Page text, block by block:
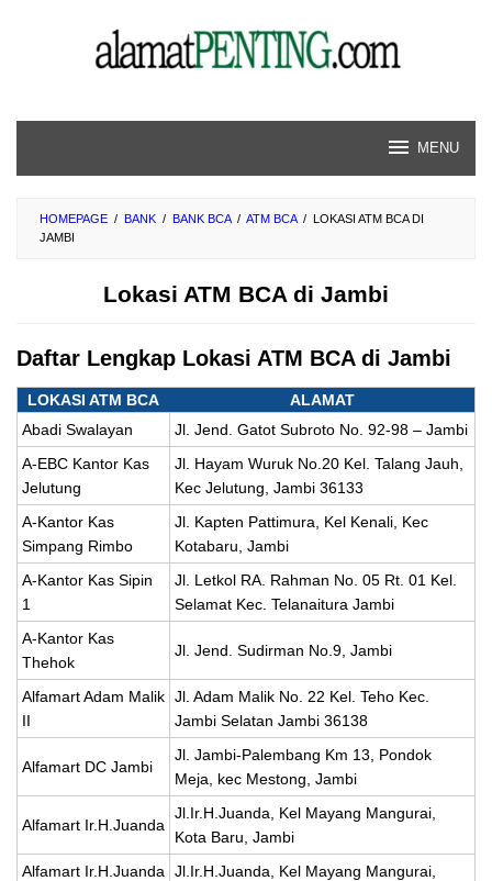
MENU
HOMEPAGE / BANK / BANK BCA / ATM BCA / LOKASI ATM BCA DI
JAMBI
Lokasi ATM BCA di Jambi
Daftar Lengkap Lokasi ATM BCA di Jambi
LOKASI ATM BCA
ALAMAT
Abadi Swalayan
Jl. Jend. Gatot Subroto No. 92-98 – Jambi
A-EBC Kantor Kas
Jelutung
Jl. Hayam Wuruk No.20 Kel. Talang Jauh,
Kec Jelutung, Jambi 36133
A-Kantor Kas
Simpang Rimbo
Jl. Kapten Pattimura, Kel Kenali, Kec
Kotabaru, Jambi
A-Kantor Kas Sipin
1
Jl. Letkol RA. Rahman No. 05 Rt. 01 Kel.
Selamat Kec. Telanaitura Jambi
A-Kantor Kas
Thehok
Jl. Jend. Sudirman No.9, Jambi
Alfamart Adam Malik
II
Jl. Adam Malik No. 22 Kel. Teho Kec.
Jambi Selatan Jambi 36138
Alfamart DC Jambi
Jl. Jambi-Palembang Km 13, Pondok
Meja, kec Mestong, Jambi
Alfamart Ir.H.Juanda
Jl.Ir.H.Juanda, Kel Mayang Mangurai,
Kota Baru, Jambi
Alfamart Ir.H.Juanda
Jl.Ir.H.Juanda, Kel Mayang Mangurai,